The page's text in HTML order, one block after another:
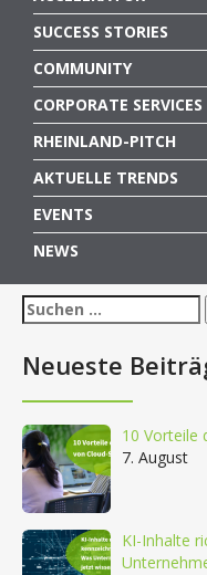
SUCCESS STORIES
COMMUNITY
CORPORATE SERVICES
RHEINLAND-PITCH
AKTUELLE TRENDS
EVENTS
NEWS
Suchen
nach:
Neueste
10 Vorteile
7. August
KI-Inhalte